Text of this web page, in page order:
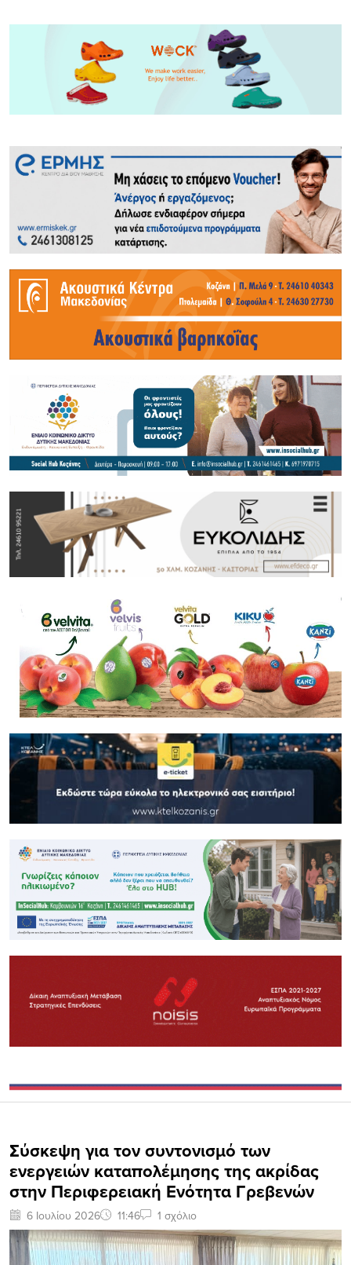
Σύσκεψη για τον συντονισμό των
ενεργειών καταπολέμησης της ακρίδας
στην Περιφερειακή Ενότητα Γρεβενών
6 Ιουλίου 2026 11:46 1 σχόλιο